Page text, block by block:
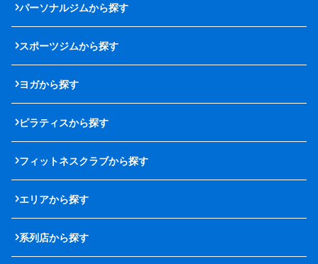
パーソナルジムから探す
スポーツジムから探す
ヨガから探す
ピラティスから探す
フィットネスクラブから探す
エリアから探す
系列店から探す